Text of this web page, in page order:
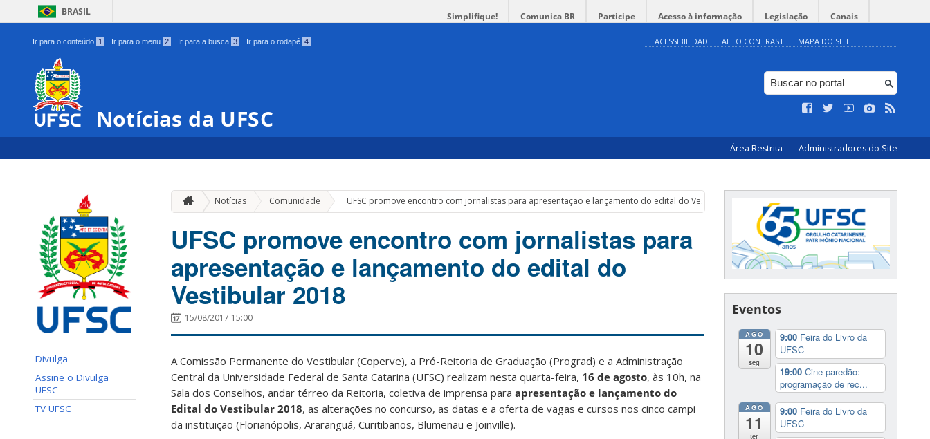
BRASIL Simplifique! Comunica BR Participe Acesso à informação Legislação Canais
Ir para o conteúdo 1 Ir para o menu 2 Ir para a busca 3 Ir para o rodapé 4 ACESSIBILIDADE ALTO CONTRASTE MAPA DO SITE
Notícias da UFSC
Área Restrita Administradores do Site
Divulga
Assine o Divulga
UFSC
TV UFSC
Notícias Comunidade » UFSC promove encontro com jornalistas para apresentação e lançamento do edital do Vestibular 2018
UFSC promove encontro com jornalistas para
apresentação e lançamento do edital do
Vestibular 2018
15/08/2017 15:00
A Comissão Permanente do Vestibular (Coperve), a Pró-Reitoria de Graduação (Prograd) e a Administração
Central da Universidade Federal de Santa Catarina (UFSC) realizam nesta quarta-feira, 16 de agosto, às 10h, na
Sala dos Conselhos, andar térreo da Reitoria, coletiva de imprensa para apresentação e lançamento do
Edital do Vestibular 2018, as alterações no concurso, as datas e a oferta de vagas e cursos nos cinco campi
da instituição (Florianópolis, Araranguá, Curitibanos, Blumenau e Joinville).
Eventos
AGO
10
seg
9:00 Feira do Livro da
UFSC
19:00 Cine paredão:
programação de rec...
AGO
11
ter
9:00 Feira do Livro da
UFSC